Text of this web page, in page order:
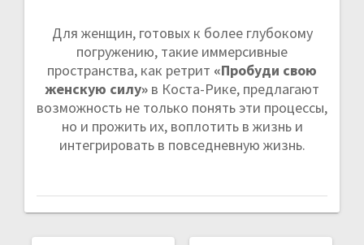
Для женщин, готовых к более глубокому
погружению, такие иммерсивные
пространства, как ретрит «Пробуди свою
женскую силу» в Коста-Рике, предлагают
возможность не только понять эти процессы,
но и прожить их, воплотить в жизнь и
интегрировать в повседневную жизнь.